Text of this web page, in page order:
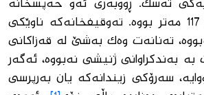
تەسك. ڕووبەری ئەو حەپسخانە
یان تەوقیفخانەیە 117 مەتر بووە. تەوقیفخانەكە ناوێكی
تەنانەت وەك بەشێ لە قەزاكانی
بەندكراوانی ژنیشی نەبووە، ئەگەر
سەرۆكی زیندانەكە یان بەرپرسی